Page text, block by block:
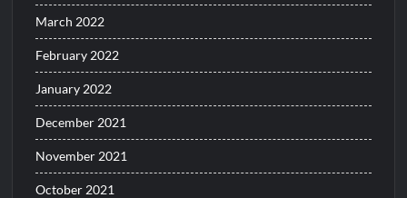
March 2022
February 2022
January 2022
December 2021
November 2021
October 2021